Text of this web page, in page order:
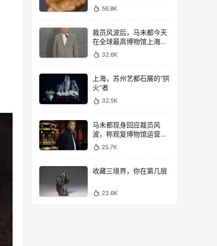
56.8K
裁员风波后，马未都今天
在全球最高博物馆上海观
复直播
32.6K
上海，苏州艺都石展的“拱
火”者
32.5K
马未都现身回应裁员风
波，称观复博物馆运营一
切向好，真实情况如何？
25.7K
收藏三境界，你在第几层
23.6K